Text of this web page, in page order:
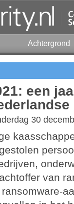
Achtergrond
een
30
van